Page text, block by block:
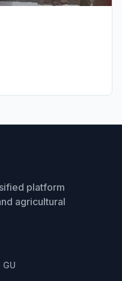
platform
agricultural
GU